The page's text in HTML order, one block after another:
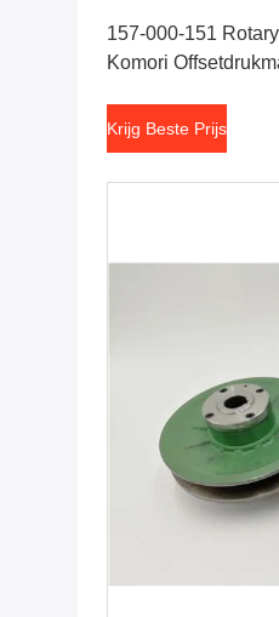
157-000-151
Komori
Krijg Beste Prijs